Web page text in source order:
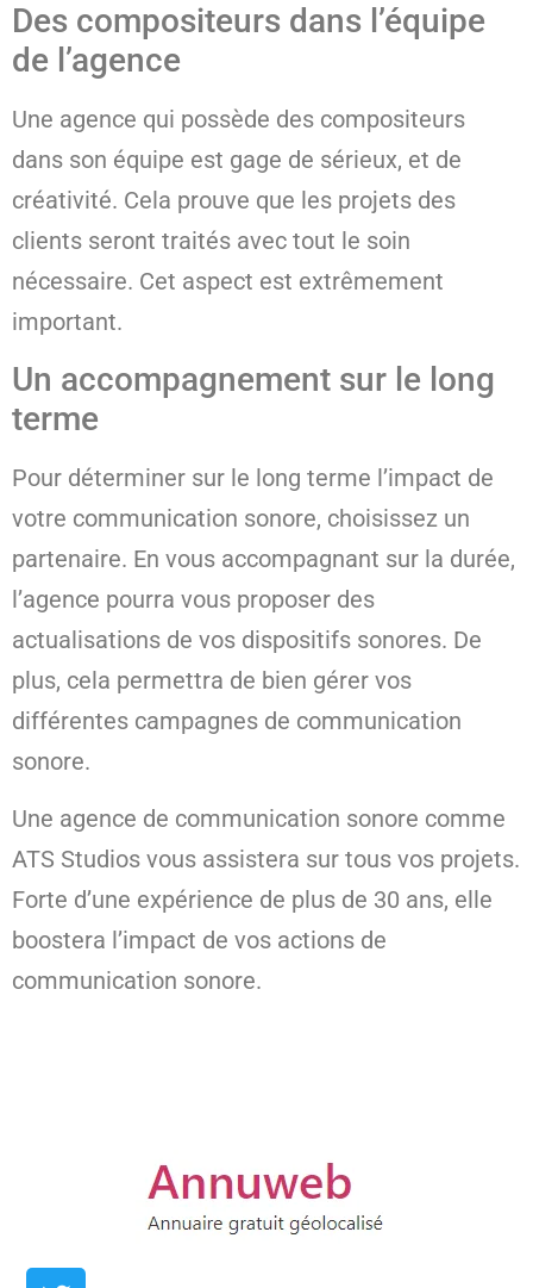
Des compositeurs dans l’équipe
de l’agence
Une agence qui possède des compositeurs
dans son équipe est gage de sérieux, et de
créativité. Cela prouve que les projets des
clients seront traités avec tout le soin
nécessaire. Cet aspect est extrêmement
important.
Un accompagnement sur le long
terme
Pour déterminer sur le long terme l’impact de
votre communication sonore, choisissez un
partenaire. En vous accompagnant sur la durée,
l’agence pourra vous proposer des
actualisations de vos dispositifs sonores. De
plus, cela permettra de bien gérer vos
différentes campagnes de communication
sonore.
Une agence de communication sonore comme
ATS Studios vous assistera sur tous vos projets.
Forte d’une expérience de plus de 30 ans, elle
boostera l’impact de vos actions de
communication sonore.